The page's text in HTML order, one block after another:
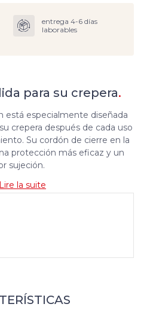
entrega 4-6 días
laborables
para su crepera.
está especialmente diseñada
crepera después de cada uso
Su cordón de cierre en la
protección más eficaz y un
sujeción.
Lire la suite